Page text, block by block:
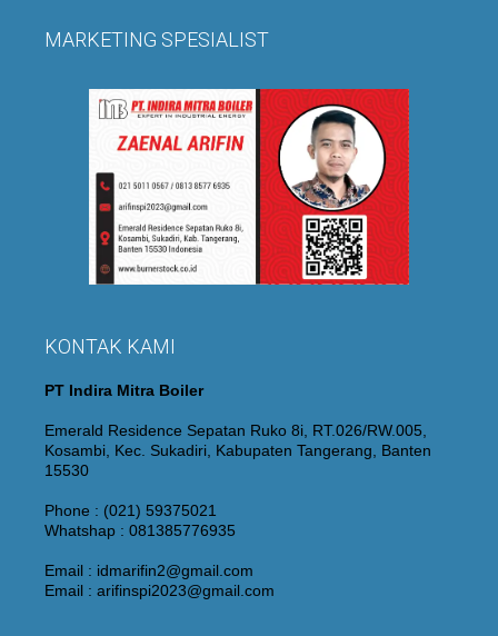
MARKETING SPESIALIST
KONTAK KAMI
PT Indira Mitra Boiler
Emerald Residence Sepatan Ruko 8i, RT.026/RW.005,
Kosambi, Kec. Sukadiri, Kabupaten Tangerang, Banten
15530
Phone : (021) 59375021
Whatshap : 081385776935
Email : idmarifin2@gmail.com
Email : arifinspi2023@gmail.com